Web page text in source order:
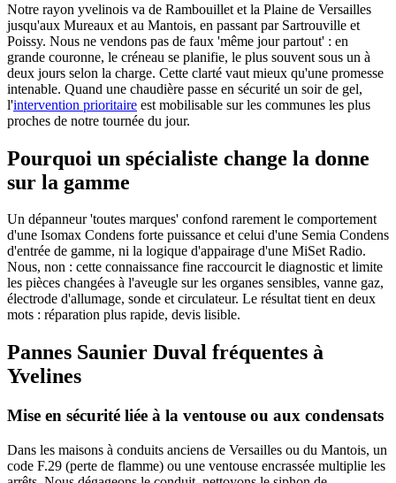
Notre rayon yvelinois va de Rambouillet et la Plaine de Versailles
jusqu'aux Mureaux et au Mantois, en passant par Sartrouville et
Poissy. Nous ne vendons pas de faux 'même jour partout' : en
grande couronne, le créneau se planifie, le plus souvent sous un à
deux jours selon la charge. Cette clarté vaut mieux qu'une promesse
intenable. Quand une chaudière passe en sécurité un soir de gel,
l'intervention prioritaire est mobilisable sur les communes les plus
proches de notre tournée du jour.
Pourquoi un spécialiste change la donne
sur la gamme
Un dépanneur 'toutes marques' confond rarement le comportement
d'une Isomax Condens forte puissance et celui d'une Semia Condens
d'entrée de gamme, ni la logique d'appairage d'une MiSet Radio.
Nous, non : cette connaissance fine raccourcit le diagnostic et limite
les pièces changées à l'aveugle sur les organes sensibles, vanne gaz,
électrode d'allumage, sonde et circulateur. Le résultat tient en deux
mots : réparation plus rapide, devis lisible.
Pannes Saunier Duval fréquentes à
Yvelines
Mise en sécurité liée à la ventouse ou aux condensats
Dans les maisons à conduits anciens de Versailles ou du Mantois, un
code F.29 (perte de flamme) ou une ventouse encrassée multiplie les